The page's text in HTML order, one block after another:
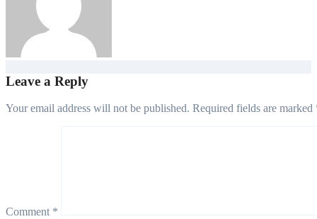
Leave a Reply
Your email address will not be published. Required fields are marked
Comment *